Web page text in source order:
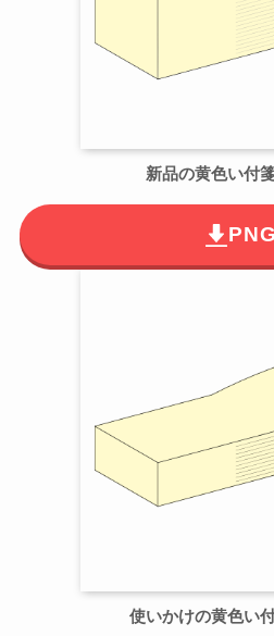
新品の黄色い付
PNG
使いかけの黄色い